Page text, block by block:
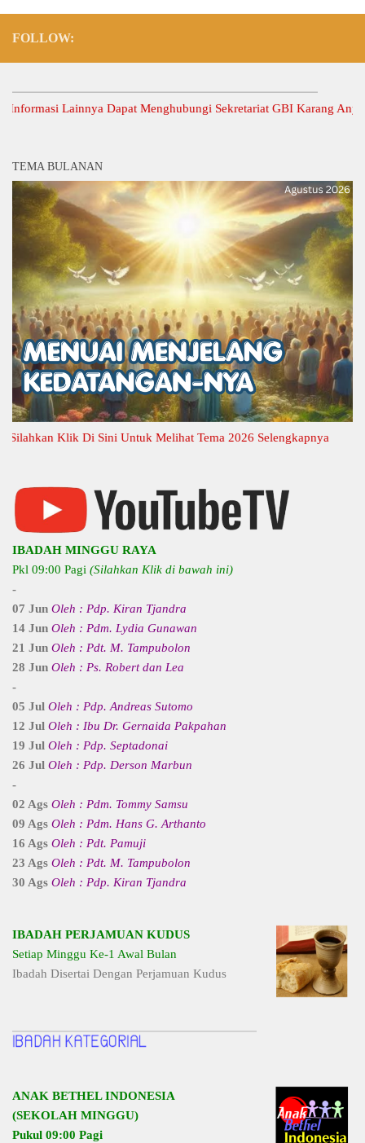
FOLLOW:
Lainnya Dapat Menghubungi Sekretariat GBI Karang Anyar.
TEMA BULANAN
Klik Di Sini Untuk Melihat Tema 2026 Selengkapnya
IBADAH MINGGU RAYA
Pkl 09:00 Pagi (Silahkan Klik di bawah ini)
-
07 Jun Oleh : Pdp. Kiran Tjandra
14 Jun Oleh : Pdm. Lydia Gunawan
21 Jun Oleh : Pdt. M. Tampubolon
28 Jun Oleh : Ps. Robert dan Lea
-
05 Jul Oleh : Pdp. Andreas Sutomo
12 Jul Oleh : Ibu Dr. Gernaida Pakpahan
19 Jul Oleh : Pdp. Septadonai
26 Jul Oleh : Pdp. Derson Marbun
-
02 Ags Oleh : Pdm. Tommy Samsu
09 Ags Oleh : Pdm. Hans G. Arthanto
16 Ags Oleh : Pdt. Pamuji
23 Ags Oleh : Pdt. M. Tampubolon
30 Ags Oleh : Pdp. Kiran Tjandra
IBADAH PERJAMUAN KUDUS
Setiap Minggu Ke-1 Awal Bulan
Ibadah Disertai Dengan Perjamuan Kudus
ANAK BETHEL INDONESIA
(SEKOLAH MINGGU)
Pukul 09:00 Pagi